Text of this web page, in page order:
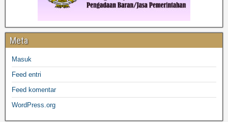
Meta
Masuk
Feed entri
Feed komentar
WordPress.org